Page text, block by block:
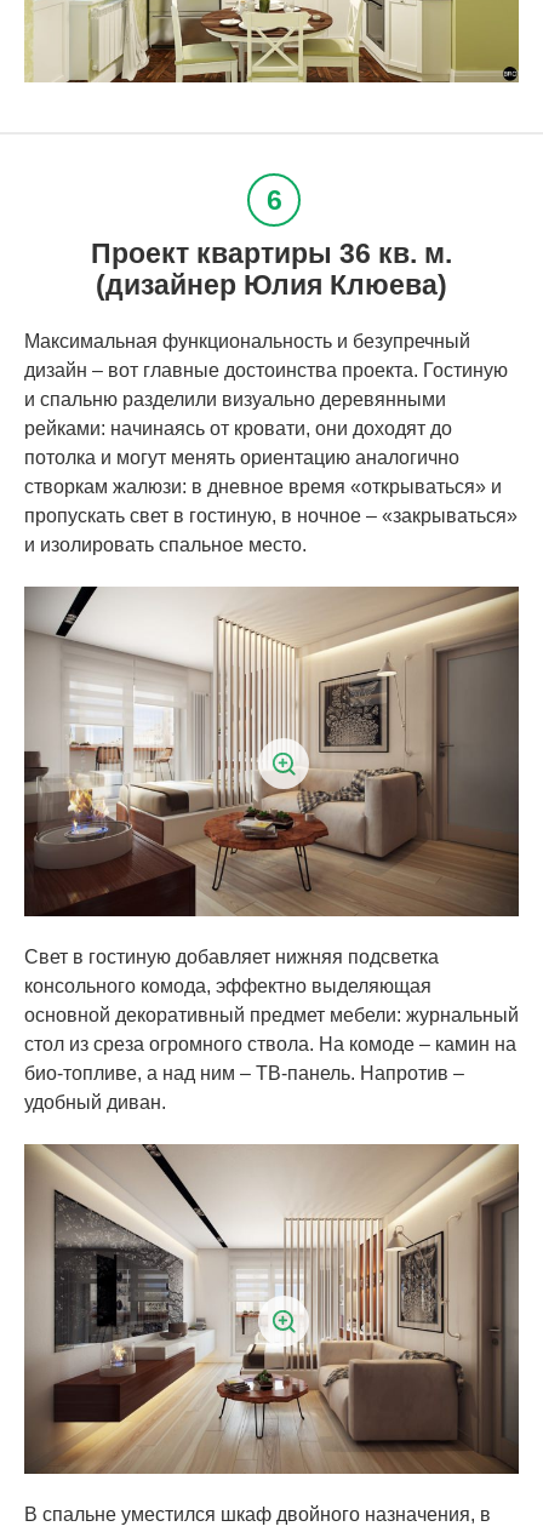
Проект квартиры 36 кв. м.
(дизайнер Юлия Клюева)
Максимальная функциональность и безупречный
дизайн – вот главные достоинства проекта. Гостиную
и спальню разделили визуально деревянными
рейками: начинаясь от кровати, они доходят до
потолка и могут менять ориентацию аналогично
створкам жалюзи: в дневное время «открываться» и
пропускать свет в гостиную, в ночное – «закрываться»
и изолировать спальное место.
Свет в гостиную добавляет нижняя подсветка
консольного комода, эффектно выделяющая
основной декоративный предмет мебели: журнальный
стол из среза огромного ствола. На комоде – камин на
био-топливе, а над ним – ТВ-панель. Напротив –
удобный диван.
В спальне уместился шкаф двойного назначения, в